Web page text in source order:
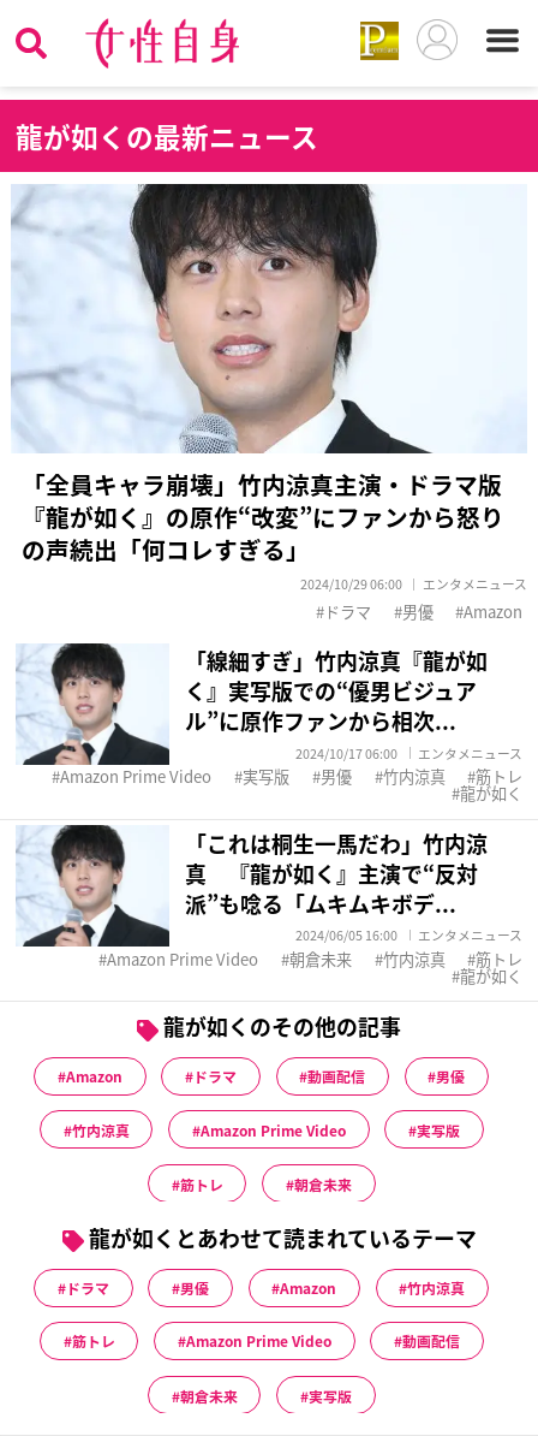
龍が如くの最新ニュース
「全員キャラ崩壊」竹内涼真主演・ドラマ版
『龍が如く』の原作“改変”にファンから怒り
の声続出「何コレすぎる」
2024/10/29 06:00 エンタメニュース
ドラマ 男優 Amazon
「線細すぎ」竹内涼真『龍が如
く』実写版での“優男ビジュア
ル”に原作ファンから相次...
2024/10/17 06:00 エンタメニュース
Amazon Prime Video 実写版 男優 竹内涼真 筋トレ
龍が如く
「これは桐生一馬だわ」竹内涼
真 『龍が如く』主演で“反対
派”も唸る「ムキムキボデ...
2024/06/05 16:00 エンタメニュース
Amazon Prime Video 朝倉未来 竹内涼真 筋トレ
龍が如く
龍が如くのその他の記事
Amazon ドラマ 動画配信 男優
竹内涼真 Amazon Prime Video 実写版
筋トレ 朝倉未来
龍が如くとあわせて読まれているテーマ
ドラマ 男優 Amazon 竹内涼真
筋トレ Amazon Prime Video 動画配信
朝倉未来 実写版